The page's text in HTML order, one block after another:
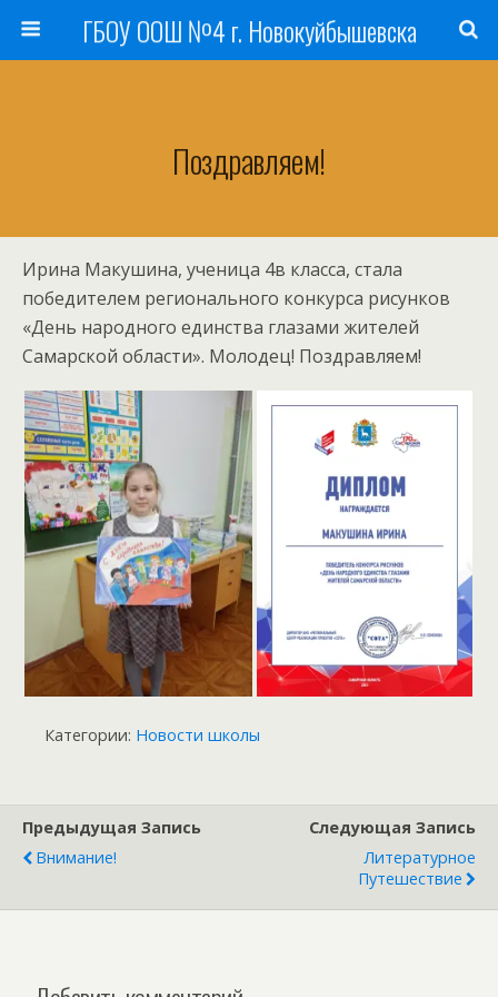
ГБОУ ООШ №4 г. Новокуйбышевска
Поздравляем!
Ирина Макушина, ученица 4в класса, стала
победителем регионального конкурса рисунков
«День народного единства глазами жителей
Самарской области». Молодец! Поздравляем!
Категории: Новости школы
Предыдущая Запись
Внимание!
Следующая Запись
Литературное
Путешествие